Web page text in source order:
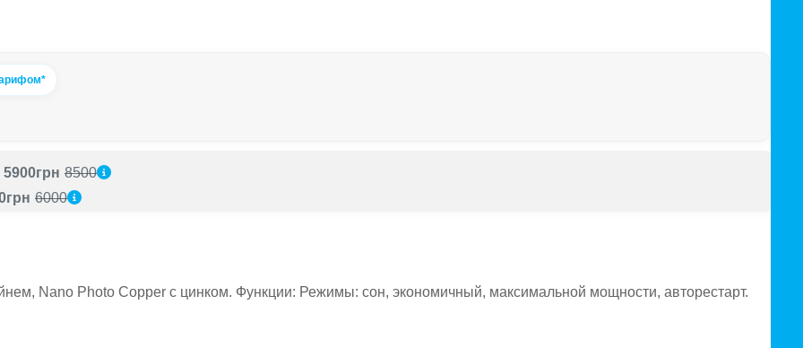
5900грн 8500
6000
Nano Photo Сopper с цинком. Функции: Режимы: сон, экономичный, максимальной мощности, авторестарт.